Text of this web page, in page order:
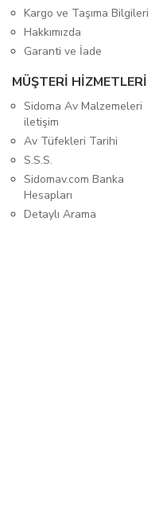
Kargo ve Taşıma Bilgileri
Hakkımızda
Garanti ve İade
MÜŞTERİ HİZMETLERİ
Sidoma Av Malzemeleri
iletişim
Av Tüfekleri Tarihi
S.S.S.
Sidomav.com Banka
Hesapları
Detaylı Arama